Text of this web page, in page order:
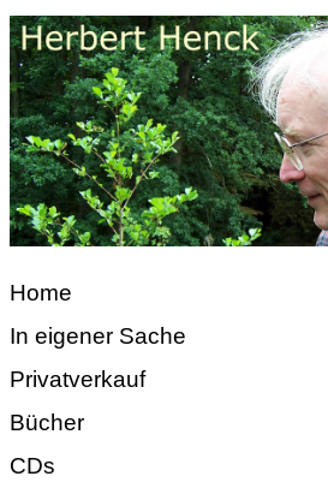
Home
In eigener Sache
Privatverkauf
Bücher
CDs